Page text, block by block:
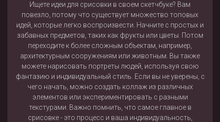
Ищете идеи для срисовки в своем скетчбуке? Вам
повезло, потому что существует множество топовых
идей, которые легко воспроизвести. Начните с простых и
забавных предметов, таких как фрукты или цветы. Потом
переходите к более сложным объектам, например,
архитектурным сооружениям или животным. Вы также
можете нарисовать портреты людей, используя свою
фантазию и индивидуальный стиль. Если вы не уверены, с
чего начать, можно создать коллаж из различных
элементов или экспериментировать с разными
текстурами. Важно помнить, что самое главное в
срисовке - это процесс и ваша индивидуальность,